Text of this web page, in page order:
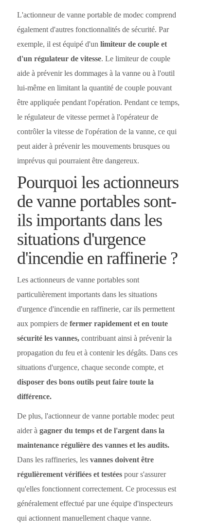
L'actionneur de vanne portable de modec comprend
également d'autres fonctionnalités de sécurité. Par
exemple, il est équipé d'un limiteur de couple et
d'un régulateur de vitesse. Le limiteur de couple
aide à prévenir les dommages à la vanne ou à l'outil
lui-même en limitant la quantité de couple pouvant
être appliquée pendant l'opération. Pendant ce temps,
le régulateur de vitesse permet à l'opérateur de
contrôler la vitesse de l'opération de la vanne, ce qui
peut aider à prévenir les mouvements brusques ou
imprévus qui pourraient être dangereux.
Pourquoi les actionneurs
de vanne portables sont-
ils importants dans les
situations d'urgence
d'incendie en raffinerie ?
Les actionneurs de vanne portables sont
particulièrement importants dans les situations
d'urgence d'incendie en raffinerie, car ils permettent
aux pompiers de fermer rapidement et en toute
sécurité les vannes, contribuant ainsi à prévenir la
propagation du feu et à contenir les dégâts. Dans ces
situations d'urgence, chaque seconde compte, et
disposer des bons outils peut faire toute la
différence.
De plus, l'actionneur de vanne portable modec peut
aider à gagner du temps et de l'argent dans la
maintenance régulière des vannes et les audits.
Dans les raffineries, les vannes doivent être
régulièrement vérifiées et testées pour s'assurer
qu'elles fonctionnent correctement. Ce processus est
généralement effectué par une équipe d'inspecteurs
qui actionnent manuellement chaque vanne.